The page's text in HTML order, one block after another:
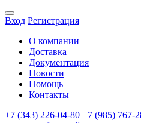
Вход Регистрация
О компании
Доставка
Документация
Новости
Помощь
Контакты
+7 (343) 226-04-80 +7 (985) 767-